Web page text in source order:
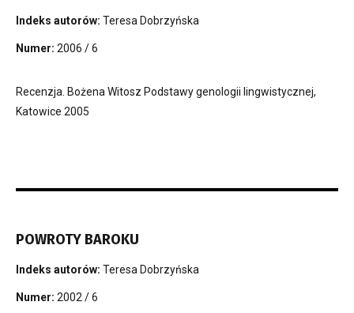
Indeks autorów: Teresa Dobrzyńska
Numer: 2006 / 6
Recenzja. Bożena Witosz Podstawy genologii lingwistycznej,
Katowice 2005
POWROTY BAROKU
Indeks autorów: Teresa Dobrzyńska
Numer: 2002 / 6